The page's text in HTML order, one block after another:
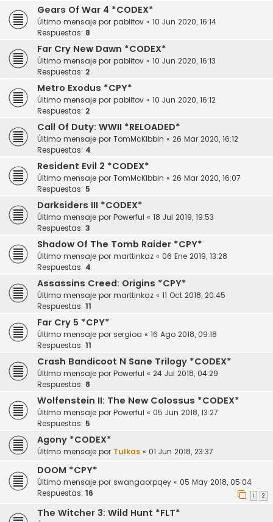
Gears Of War 4 *CODEX*
Último mensaje por pablitov « 10 Jun 2020, 16:14
Respuestas: 8
Far Cry New Dawn *CODEX*
Último mensaje por pablitov « 10 Jun 2020, 16:13
Respuestas: 2
Metro Exodus *CPY*
Último mensaje por pablitov « 10 Jun 2020, 16:12
Respuestas: 2
Call Of Duty: WWII *RELOADED*
Último mensaje por TomMcKibbin « 26 Mar 2020, 16:12
Respuestas: 4
Resident Evil 2 *CODEX*
Último mensaje por TomMcKibbin « 26 Mar 2020, 16:07
Respuestas: 5
Darksiders III *CODEX*
Último mensaje por Powerful « 18 Jul 2019, 19:53
Respuestas: 3
Shadow Of The Tomb Raider *CPY*
Último mensaje por marttinkaz « 06 Ene 2019, 13:28
Respuestas: 4
Assassins Creed: Origins *CPY*
Último mensaje por marttinkaz « 11 Oct 2018, 20:45
Respuestas: 11
Far Cry 5 *CPY*
Último mensaje por sergioa « 16 Ago 2018, 09:18
Respuestas: 11
Crash Bandicoot N Sane Trilogy *CODEX*
Último mensaje por Powerful « 24 Jul 2018, 04:29
Respuestas: 8
Wolfenstein II: The New Colossus *CODEX*
Último mensaje por Powerful « 05 Jun 2018, 13:27
Respuestas: 5
Agony *CODEX*
Último mensaje por Tulkas « 01 Jun 2018, 23:37
DOOM *CPY*
Último mensaje por swangaorpqey « 05 May 2018, 05:04
Respuestas: 16 1 2
The Witcher 3: Wild Hunt *FLT*